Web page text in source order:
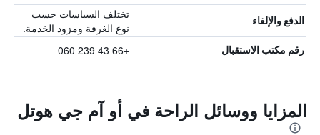
الدفع والإلغاء
تختلف السياسات حسب
نوع الغرفة ومزود الخدمة.
رقم مكتب الاستقبال +66 43 239 060
المزايا ووسائل الراحة في أو آم جي هوتل